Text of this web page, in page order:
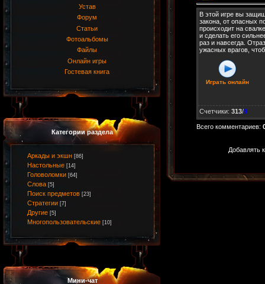
Устав
Форум
Статьи
Фотоальбомы
Файлы
Онлайн игры
Гостевая книга
Категории раздела
Аркады и экшн [86]
Настольные [14]
Головоломки [64]
Слова [5]
Поиск предметов [23]
Стратегии [7]
Другие [5]
Многопользовательские [10]
Мини-чат
В этой игре вы
закона, от опасных
происходит на
и сделать его
раз и навсегда.
ужасных врагов,
Играть онлайн
Счетчики: 313/9
Всего комментариев:
Добавлять